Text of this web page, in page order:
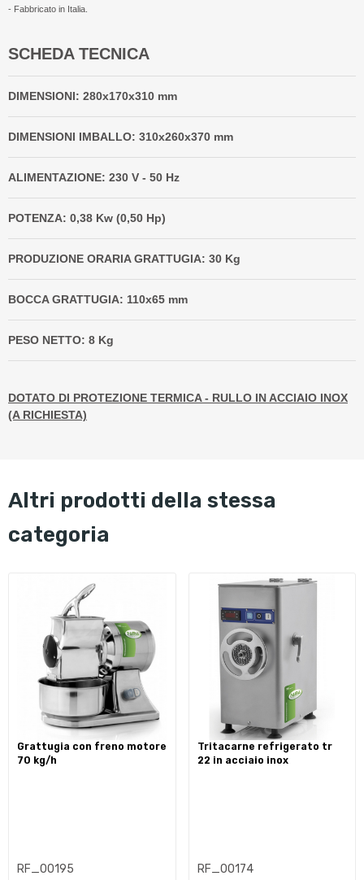
- Fabbricato in Italia.
SCHEDA TECNICA
DIMENSIONI: 280x170x310 mm
DIMENSIONI IMBALLO: 310x260x370 mm
ALIMENTAZIONE: 230 V - 50 Hz
POTENZA: 0,38 Kw (0,50 Hp)
PRODUZIONE ORARIA GRATTUGIA: 30 Kg
BOCCA GRATTUGIA: 110x65 mm
PESO NETTO: 8 Kg
DOTATO DI PROTEZIONE TERMICA - RULLO IN ACCIAIO INOX
(A RICHIESTA)
altri prodotti della stessa
categoria
grattugia con freno motore
70 kg/h
RF_00195
tritacarne refrigerato tr
22 in acciaio inox
RF_00174